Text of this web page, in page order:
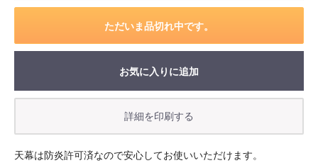
ただいま品切れ中です。
お買い物を続ける カートへ進む
お気に入りに追加
天幕は防炎許可済なので安心してお使いいただけます。